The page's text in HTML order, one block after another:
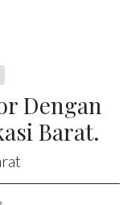
Dengan
Barat.